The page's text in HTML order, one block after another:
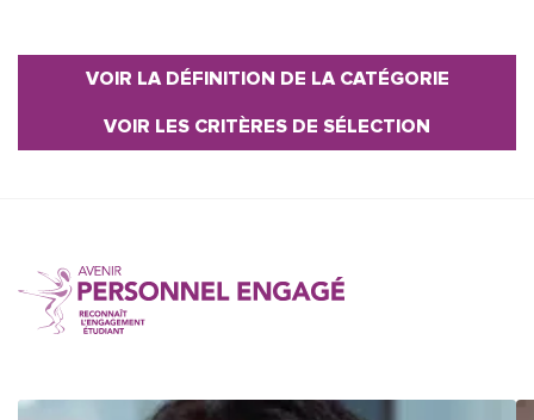
VOIR LA DÉFINITION DE LA CATÉGORIE
VOIR LES CRITÈRES DE SÉLECTION